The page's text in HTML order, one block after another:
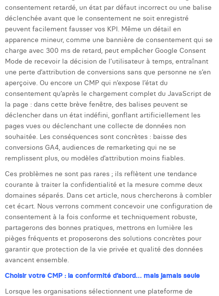
Lucas Taels
Manon Houppertz
Margaux Marien
Margaux Snakkers
Mathias Segers
Matthias Langenaeker
Ninon Chevalier
Olivia Lohest
Pieter Maesmans
Sebastiaan Reeskamp
Sven Bosschem
Thomas Kurevic
Thomas Riis
consentement retardé, un état par défaut incorrect ou une balise
déclenchée avant que le consentement ne soit enregistré
peuvent facilement fausser vos KPI. Même un détail en
apparence mineur, comme une bannière de consentement qui se
charge avec 300 ms de retard, peut empêcher Google Consent
Mode de recevoir la décision de l’utilisateur à temps, entraînant
une perte d’attribution de conversions sans que personne ne s’en
aperçoive. Ou encore un CMP qui n’expose l’état du
consentement qu’après le chargement complet du JavaScript de
la page : dans cette brève fenêtre, des balises peuvent se
déclencher dans un état indéfini, gonflant artificiellement les
pages vues ou déclenchant une collecte de données non
souhaitée. Les conséquences sont concrètes : baisse des
conversions GA4, audiences de remarketing qui ne se
remplissent plus, ou modèles d’attribution moins fiables.
Ces problèmes ne sont pas rares ; ils reflètent une tendance
courante à traiter la confidentialité et la mesure comme deux
domaines séparés. Dans cet article, nous chercherons à combler
cet écart. Nous verrons comment concevoir une configuration de
consentement à la fois conforme et techniquement robuste,
partagerons des bonnes pratiques, mettrons en lumière les
pièges fréquents et proposerons des solutions concrètes pour
garantir que protection de la vie privée et qualité des données
avancent ensemble.
Choisir votre CMP : la conformité d’abord… mais jamais seule
Lorsque les organisations sélectionnent une plateforme de